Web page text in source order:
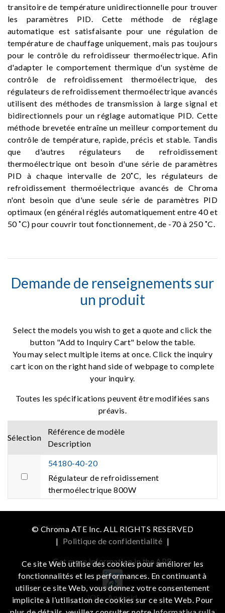
transitoire de température unidirectionnelle pour trouver
les paramètres PID. Cette méthode de réglage
automatique est satisfaisante pour une régulation de
température de chauffage uniquement, mais pas toujours
pour le contrôle du refroidisseur thermoélectrique. Afin
d'adapter le comportement thermique d'un système de
contrôle de refroidissement thermoélectrique, des
régulateurs de refroidissement thermoélectrique avancés
utilisent des méthodes de transmission à large signal et
bidirectionnels pour un réglage automatique PID. Cette
méthode brevetée entraîne un meilleur comportement du
contrôle de température, rapide, précis et stable. Tandis
que d'autres régulateurs de refroidissement
thermoélectrique ont besoin d'une série de paramètres
PID à chaque intervalle de 20˚C, les régulateurs de
refroidissement thermoélectrique avancés de Chroma
n'ont besoin que d'une seule série de paramètres PID
optimaux (en général réglés automatiquement entre 40 et
50 ˚C) pour couvrir tout fonctionnement, de -70 à 250 ˚C.
Demande de renseignements sur
un produit
Select the models you wish to get a quote and click the
button "Add to Inquiry Cart" below the table.
You may select multiple items at once. Click the inquiry
cart icon on the right hand side of webpage to complete
your inquiry.
Toutes les spécifications peuvent être modifiées sans
préavis.
Sélection
Référence de modèle
Description
54180-40-20
Régulateur de refroidissement
thermoélectrique 800W
© Chroma ATE Inc. ALL RIGHTS RESERVED
| Politique de confidentialité |
Get more information in the APP
iOS Android
Ce site Web utilise des cookies pour améliorer les
fonctionnalités et les performances. En continuant à
utiliser ce site Web, vous donnez votre consentement
implicite à l’utilisation de cookies sur ce site Web. Pour